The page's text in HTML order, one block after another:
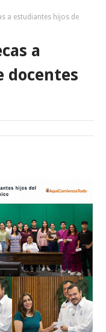
y turística en la Ciudad
agua a su molino
y empresarios
Miercoles, 5 Agosto
a estudiantes hijos de
a
docentes